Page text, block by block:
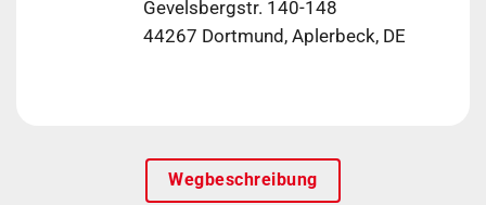
Gevelsbergstr. 140-148
44267 Dortmund, Aplerbeck, DE
Wegbeschreibung